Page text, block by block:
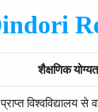
शैक्षणिक
विश्वविद्यालय